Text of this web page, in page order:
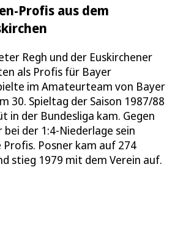
Profis aus dem
Regh und der Euskirchener
als Profis für Bayer
im Amateurteam von Bayer
30. Spieltag der Saison 1987/88
in der Bundesliga kam. Gegen
der 1:4-Niederlage sein
Profis. Posner kam auf 274
stieg 1979 mit dem Verein auf.